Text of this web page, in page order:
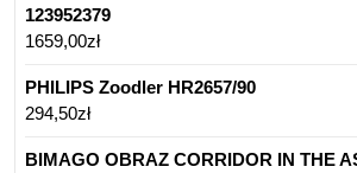
123952379
1659,00zł
PHILIPS Zoodler HR2657/90
294,50zł
BIMAGO OBRAZ CORRIDOR IN THE